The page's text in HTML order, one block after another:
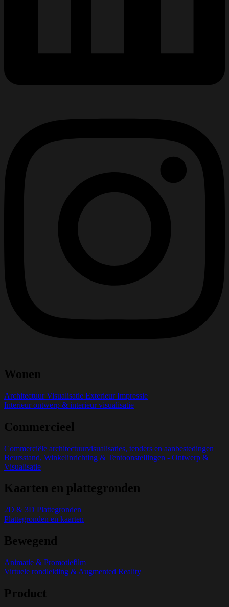
Wonen
Architectuur Visualisatie Exterieur Impressie
Interieur ontwerp & interieur visualisatie
Commercieel
Commerciële architectuurvisualisaties, tenders en aanbestedingen
Beursstand, Winkelinrichting & Tentoonstellingen - Ontwerp &
Visualisatie
Kaarten en plattegronden
2D & 3D Plattegronden
Plattegronden en kaarten
Bewegend
Animatie & Promotiefilm
Virtuele rondleiding & Augmented Reality
Product